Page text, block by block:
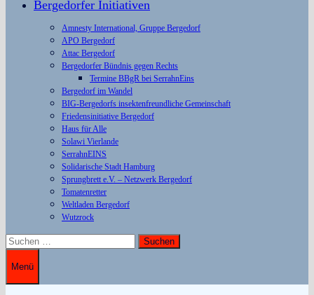
Bergedorfer Initiativen
Amnesty International, Gruppe Bergedorf
APO Bergedorf
Attac Bergedorf
Bergedorfer Bündnis gegen Rechts
Termine BBgR bei SerrahnEins
Bergedorf im Wandel
BIG-Bergedorfs insektenfreundliche Gemeinschaft
Friedensinitiative Bergedorf
Haus für Alle
Solawi Vierlande
SerrahnEINS
Solidarische Stadt Hamburg
Sprungbrett e.V. – Netzwerk Bergedorf
Tomatenretter
Weltladen Bergedorf
Wutzrock
Suchen
nach:
Menü